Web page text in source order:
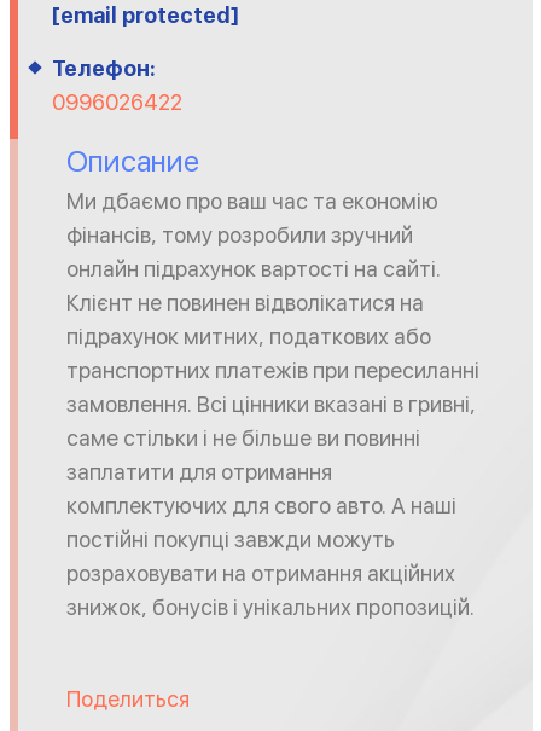
[email protected]
Телефон:
0996026422
Описание
Ми дбаємо про ваш час та економію
фінансів, тому розробили зручний
онлайн підрахунок вартості на сайті.
Клієнт не повинен відволікатися на
підрахунок митних, податкових або
транспортних платежів при пересиланні
замовлення. Всі цінники вказані в гривні,
саме стільки і не більше ви повинні
заплатити для отримання
комплектуючих для свого авто. А наші
постійні покупці завжди можуть
розраховувати на отримання акційних
знижок, бонусів і унікальних пропозицій.
Поделиться